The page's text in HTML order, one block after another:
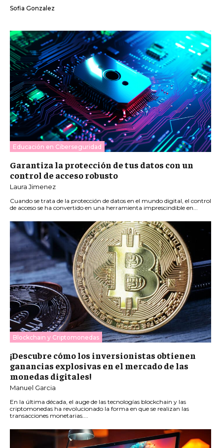
Sofia Gonzalez
Educación en Ciberseguridad
Garantiza la protección de tus datos con un
control de acceso robusto
Laura Jimenez
Cuando se trata de la protección de datos en el mundo digital, el control
de acceso se ha convertido en una herramienta imprescindible en...
Blockchain y Criptomonedas
¡Descubre cómo los inversionistas obtienen
ganancias explosivas en el mercado de las
monedas digitales!
Manuel Garcia
En la última década, el auge de las tecnologías blockchain y las
criptomonedas ha revolucionado la forma en que se realizan las
transacciones monetarias....